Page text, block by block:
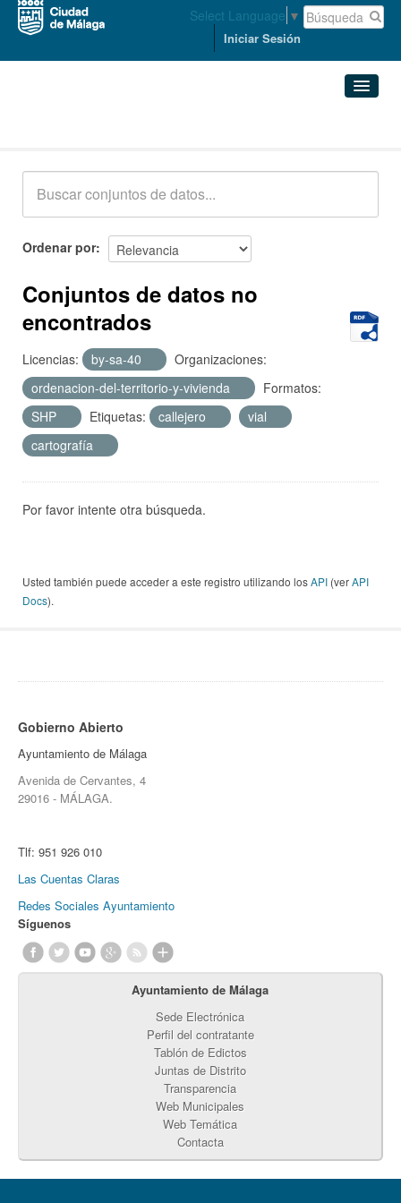
Select Language ▼
Iniciar Sesión
Acerca de
Ordenar por
Conjuntos de datos no
encontrados
Licencias: by-sa-40
Organizaciones:
ordenacion-del-territorio-y-vivienda
Formatos:
SHP
Etiquetas: callejero
vial
cartografía
Por favor intente otra búsqueda.
Usted también puede acceder a este registro utilizando losAPI (verAPI
Docs).
Gobierno Abierto
Ayuntamiento de Málaga
Avenida de Cervantes, 4
29016 - MÁLAGA.
Tlf: 951 926 010
Las Cuentas Claras
Redes Sociales Ayuntamiento
Síguenos
Ayuntamiento de Málaga
Sede Electrónica
Perfil del contratante
Tablón de Edictos
Juntas de Distrito
Transparencia
Web Municipales
Web Temática
Contacta